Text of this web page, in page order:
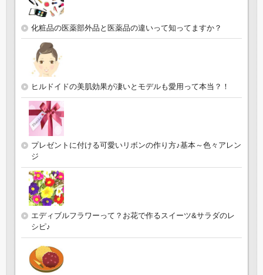
化粧品の医薬部外品と医薬品の違いって知ってますか？
ヒルドイドの美肌効果が凄いとモデルも愛用って本当？！
プレゼントに付ける可愛いリボンの作り方♪基本～色々アレン
ジ
エディブルフラワーって？お花で作るスイーツ&サラダのレ
シピ♪